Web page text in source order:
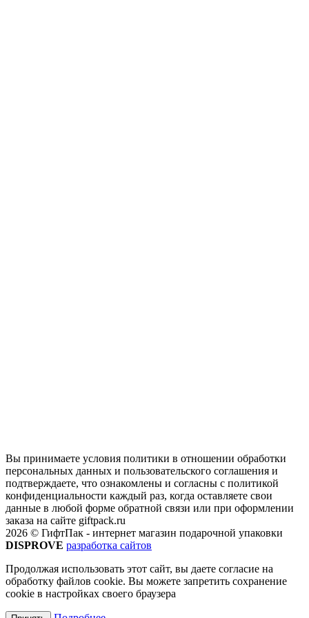
Вы принимаете условия политики в отношении обработки
персональных данных и пользовательского соглашения и
подтверждаете, что ознакомлены и согласны с политикой
конфиденциальности каждый раз, когда оставляете свои
данные в любой форме обратной связи или при оформлении
заказа на сайте giftpack.ru
2026 © ГифтПак - интернет магазин подарочной упаковки
DISPROVE разработка сайтов
Продолжая использовать этот сайт, вы даете согласие на
обработку файлов cookie. Вы можете запретить сохранение
cookie в настройках своего браузера